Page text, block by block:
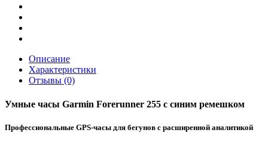
Описание
Характеристики
Отзывы (0)
Умные часы Garmin Forerunner 255 с синим ремешком
Профессиональные GPS-часы для бегунов с расширенной аналитикой